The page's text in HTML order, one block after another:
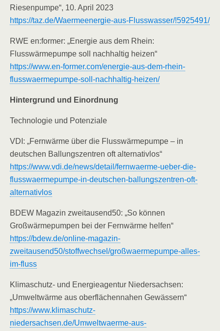
Riesenpumpe“, 10. April 2023
https://taz.de/Waermeenergie-aus-Flusswasser/!5925491/
RWE en:former: „Energie aus dem Rhein:
Flusswärmepumpe soll nachhaltig heizen“
https://www.en-former.com/energie-aus-dem-rhein-
flusswaermepumpe-soll-nachhaltig-heizen/
Hintergrund und Einordnung
Technologie und Potenziale
VDI: „Fernwärme über die Flusswärmepumpe – in
deutschen Ballungszentren oft alternativlos“
https://www.vdi.de/news/detail/fernwaerme-ueber-die-
flusswaermepumpe-in-deutschen-ballungszentren-oft-
alternativlos
BDEW Magazin zweitausend50: „So können
Großwärmepumpen bei der Fernwärme helfen“
https://bdew.de/online-magazin-
zweitausend50/stoffwechsel/großwaermepumpe-alles-
im-fluss
Klimaschutz- und Energieagentur Niedersachsen:
„Umweltwärme aus oberflächennahen Gewässern“
https://www.klimaschutz-
niedersachsen.de/Umweltwaerme-aus-